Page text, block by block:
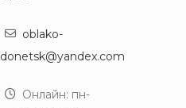
oblako-
donetsk@yandex.com
Онлайн: пн-